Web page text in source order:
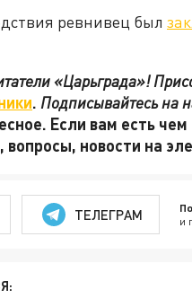
ревнивец был
«Царьграда»!
. Подписывайтесь на
Если вам есть
новости на
ТЕЛЕГРАМ и